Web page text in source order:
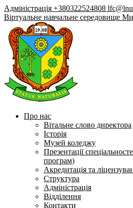
Адміністрація +380322524808
Віртуальне навчальне середовище Ми
Про нас
Вітальне слово директора
Історія
Музей коледжу
Презентації
програм)
Акредитація та
Структура
Адміністрація
Відділення
Контакти